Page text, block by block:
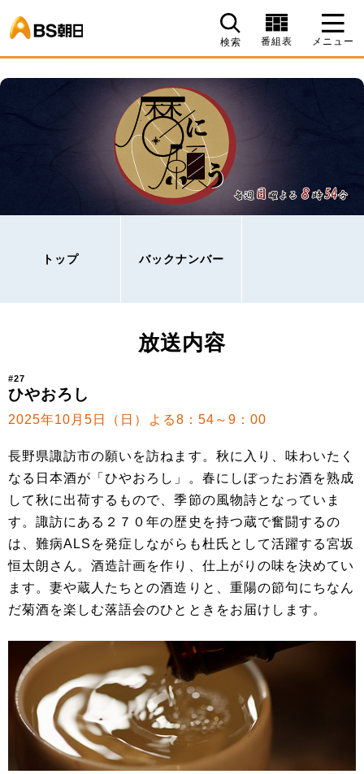
検索 番組表 メニュー
トップ バックナンバー
放送内容
#27
ひやおろし
2025年10月5日（日）よる8：54～9：00
長野県諏訪市の願いを訪ねます。秋に入り、味わいたく
なる日本酒が「ひやおろし」。春にしぼったお酒を熟成
して秋に出荷するもので、季節の風物詩となっていま
す。諏訪にある２７０年の歴史を持つ蔵で奮闘するの
は、難病ALSを発症しながらも杜氏として活躍する宮坂
恒太朗さん。酒造計画を作り、仕上がりの味を決めてい
ます。妻や蔵人たちとの酒造りと、重陽の節句にちなん
だ菊酒を楽しむ落語会のひとときをお届けします。